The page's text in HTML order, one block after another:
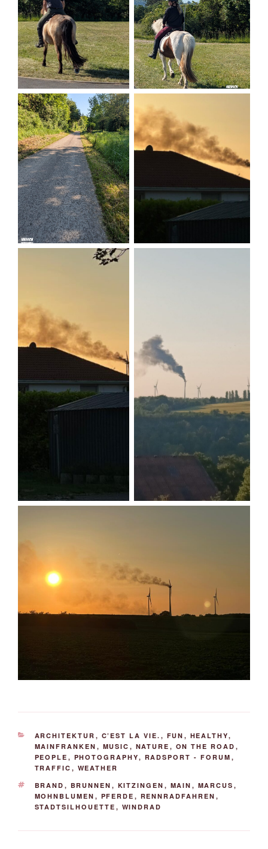
KATEGORIEN
ARCHITEKTUR , C’EST LA VIE. , FUN , HEALTHY,
MAINFRANKEN , MUSIC , NATURE , ON THE ROAD ,
PEOPLE , PHOTOGRAPHY, RADSPORT - FORUM ,
TRAFFIC , WEATHER
SCHLAGWÖRTER
BRAND , BRUNNEN , KITZINGEN , MAIN , MARCUS ,
MOHNBLUMEN , PFERDE , RENNRADFAHREN ,
STADTSILHOUETTE , WINDRAD